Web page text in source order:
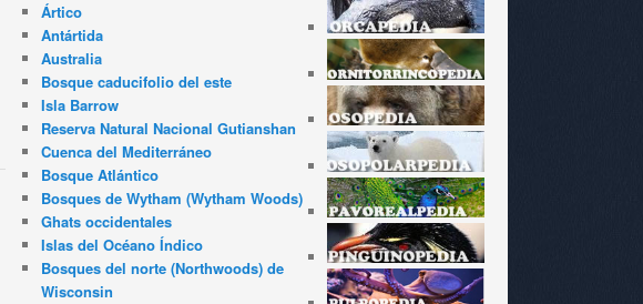
Ártico
Antártida
Australia
Bosque caducifolio del este
Isla Barrow
Reserva Natural Nacional Gutianshan
Cuenca del Mediterráneo
Bosque Atlántico
Bosques de Wytham (Wytham Woods)
Ghats occidentales
Islas del Océano Índico
Bosques del norte (Northwoods) de
Wisconsin